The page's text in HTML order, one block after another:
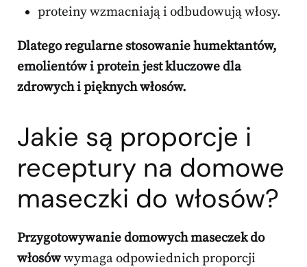
proteiny wzmacniają i odbudowują włosy.
Dlatego regularne stosowanie humektantów,
emolientów i protein jest kluczowe dla
zdrowych i pięknych włosów.
Jakie są proporcje i
receptury na domowe
maseczki do włosów?
Przygotowywanie domowych maseczek do
włosówwymaga odpowiednich proporcji